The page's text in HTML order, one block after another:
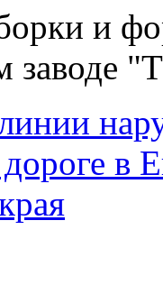
и
заводе
в